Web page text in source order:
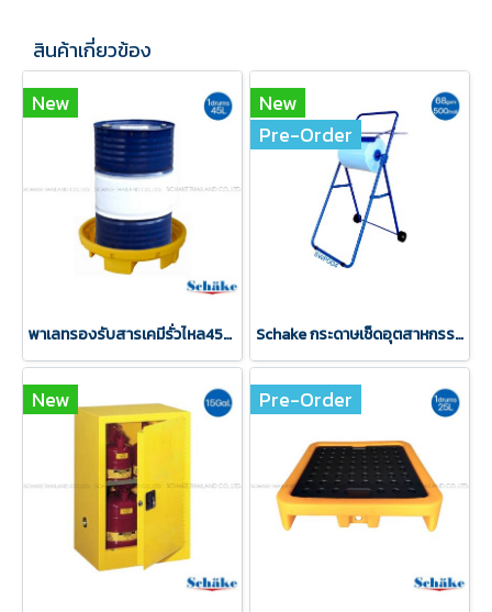
สินค้าเกี่ยวข้อง
New
พาเลทรองรับสารเคมีรั่วไหล45ลิตร สำหรับถัง200ลิตร 1ถัง
New
Pre-Order
Schake กระดาษเช็ดอุตสาหกรรม wiper SWP004
New Pre-Order